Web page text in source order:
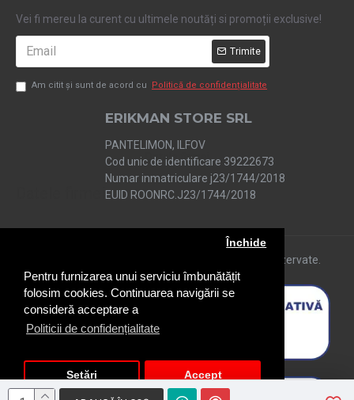
Pentru furnizarea unui serviciu îmbunătățit
folosim cookies. Continuarea navigării se
consideră acceptare a
Politicii de confidențialitate
Închide
Setări Accept
Vei fi mereu la curent cu ultimele noutăți si promoții exclusive!
Trimite
Am citit şi sunt de acord cu Politică de confidențialitate
ERIKMAN STORE SRL
PANTELIMON, ILFOV
Cod unic de identificare 39222673
Numar inmatriculare j23/1744/2018
EUID ROONRC.J23/1744/2018
Copyright © 2019 shopelite.ro. Toate drepturile rezervate.